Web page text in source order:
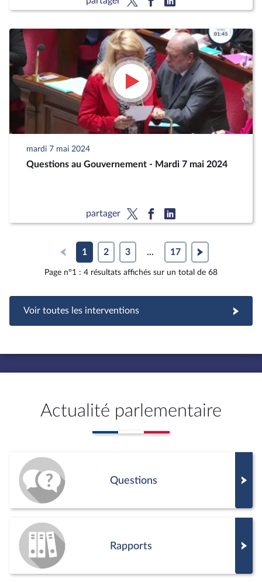
mardi 7 mai 2024
Questions au Gouvernement - Mardi 7 mai 2024
partager
1 2 3 ... 17
Page n°1 : 4 résultats affichés sur un total de 68
Voir toutes les interventions
Actualité parlementaire
Questions
Rapports